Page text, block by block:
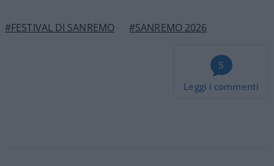
#FESTIVAL DI SANREMO #SANREMO 2026
5
Leggi i commenti